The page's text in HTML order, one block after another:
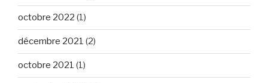
octobre 2022 (1)
décembre 2021 (2)
octobre 2021 (1)